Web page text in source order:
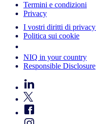
Termini e condizioni
Privacy
I vostri diritti di privacy
Politica sui cookie
NIQ in your country
Responsible Disclosure